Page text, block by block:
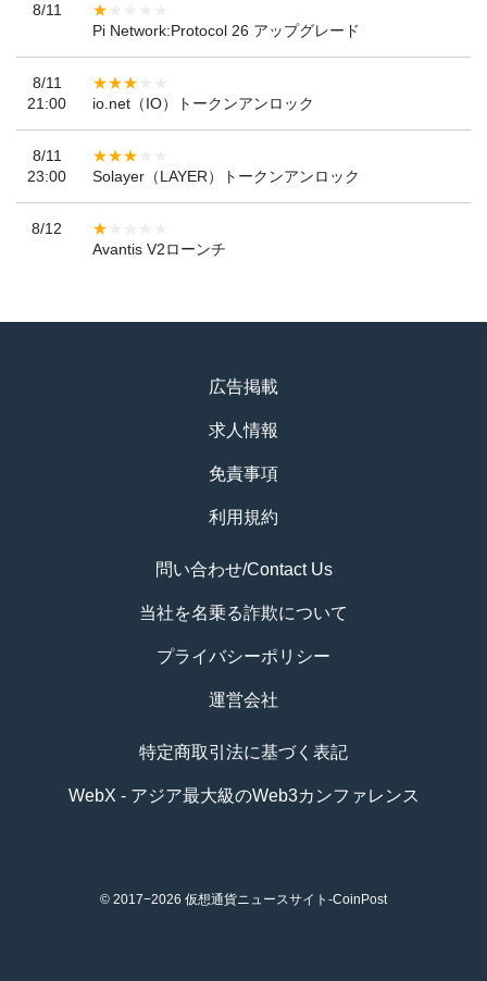
8/11
Pi Network:Protocol 26 アップグレード
8/11
21:00
io.net（IO）トークンアンロック
8/11
23:00
Solayer（LAYER）トークンアンロック
8/12
Avantis V2ローンチ
広告掲載
求人情報
免責事項
利用規約
問い合わせ/Contact Us
当社を名乗る詐欺について
プライバシーポリシー
運営会社
特定商取引法に基づく表記
WebX - アジア最大級のWeb3カンファレンス
© 2017−2026 仮想通貨ニュースサイト-CoinPost